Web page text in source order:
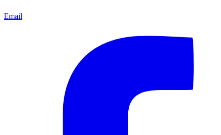
Email